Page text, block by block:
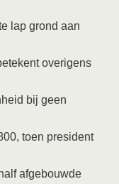
lap grond aan
overigens
bij geen
toen president
afgebouwde